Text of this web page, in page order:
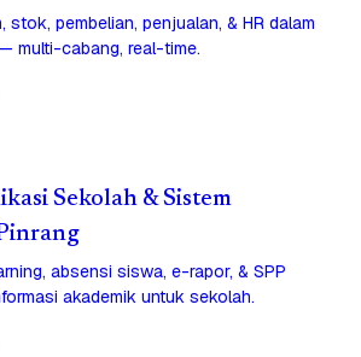
stok, pembelian, penjualan, & HR dalam
multi-cabang, real-time.
Sekolah & Sistem
absensi siswa, e-rapor, & SPP
akademik untuk sekolah.